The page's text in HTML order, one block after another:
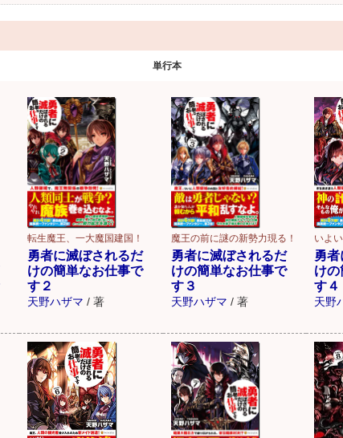
単行本
転生魔王、一大魔国建国！
勇者に滅ぼされるだ
けの簡単なお仕事で
す２
天野ハザマ / 著
魔王の前に謎の新勢力現る！
勇者に滅ぼされるだ
けの簡単なお仕事で
す３
天野ハザマ / 著
いよ
勇
け
す４
天野